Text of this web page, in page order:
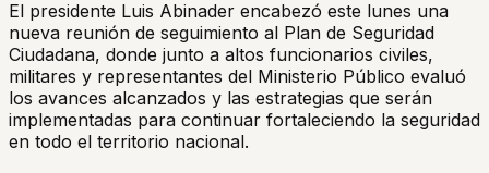
El presidente Luis Abinader encabezó este lunes una
nueva reunión de seguimiento al Plan de Seguridad
Ciudadana, donde junto a altos funcionarios civiles,
militares y representantes del Ministerio Público evaluó
los avances alcanzados y las estrategias que serán
implementadas para continuar fortaleciendo la seguridad
en todo el territorio nacional.